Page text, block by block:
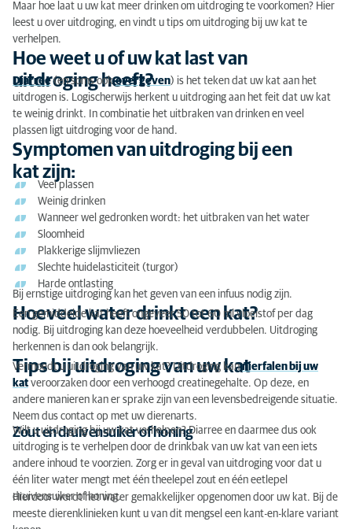
Maar hoe laat u uw kat meer drinken om uitdroging te voorkomen? Hier
leest u over uitdroging, en vindt u tips om uitdroging bij uw kat te
verhelpen.
Hoe weet u of uw kat last van
uitdroging heeft?
Diarree(en soms ookovergeven) is het teken dat uw kat aan het
uitdrogen is. Logischerwijs herkent u uitdroging aan het feit dat uw kat
te weinig drinkt. In combinatie het uitbraken van drinken en veel
plassen ligt uitdroging voor de hand.
Symptomen van uitdroging bij een
kat zijn:
Veel plassen
Weinig drinken
Wanneer wel gedronken wordt: het uitbraken van het water
Sloomheid
Plakkerige slijmvliezen
Slechte huidelasticiteit (turgor)
Harde ontlasting
Bij ernstige uitdroging kan het geven van een infuus nodig zijn.
Hoeveel water drinkt een kat?
Een gemiddelde kat heeft ongeveer 50 tot 60 ml vloeistof per dag
nodig. Bij uitdroging kan deze hoeveelheid verdubbelen. Uitdroging
herkennen is dan ook belangrijk.
Tips bij uitdroging van uw kat
Vermoedt u uitdroging van uw kat? Uitdroging kannierfalen bij uw
kat veroorzaken door een verhoogd creatinegehalte. Op deze, en
andere manieren kan er sprake zijn van een levensbedreigende situatie.
Neem dus contact op met uw dierenarts.
Zout en druivensuiker of honing
Wilt u uitdroging bij uw kat verhelpen? Diarree en daarmee dus ook
uitdroging is te verhelpen door de drinkbak van uw kat van een iets
andere inhoud te voorzien. Zorg er in geval van uitdroging voor dat u
één liter water mengt met één theelepel zout en één eetlepel
druivensuiker of honing.
Hierdoor wordt het water gemakkelijker opgenomen door uw kat. Bij de
meeste dierenklinieken kunt u van dit mengsel een kant-en-klare variant